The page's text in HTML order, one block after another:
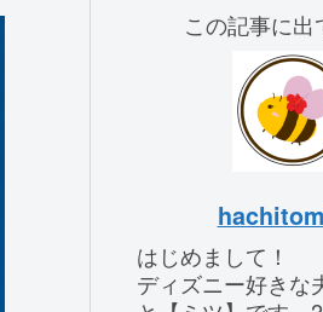
この記事に出
はじめまして！
ディズニー好きな